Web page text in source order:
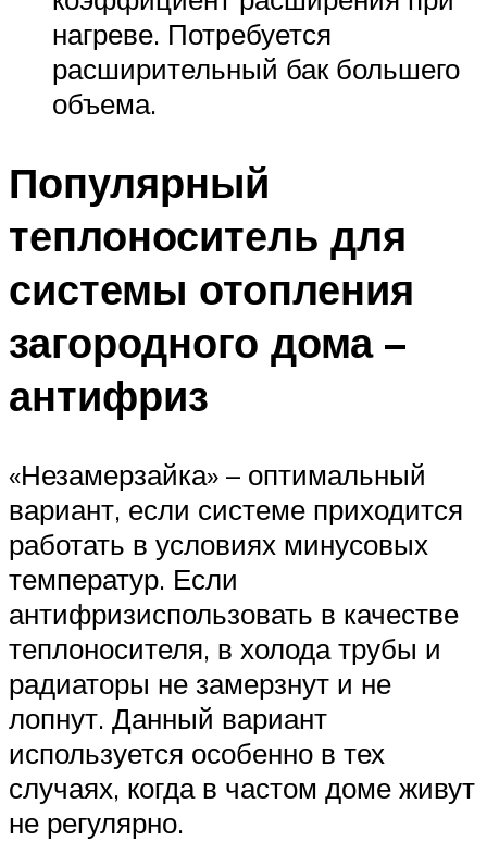
нагреве. Потребуется
расширительный бак большего
объема.
Популярный
теплоноситель для
системы отопления
загородного дома –
антифриз
«Незамерзайка» – оптимальный
вариант, если системе приходится
работать в условиях минусовых
температур. Если
антифризиспользовать в качестве
теплоносителя, в холода трубы и
радиаторы не замерзнут и не
лопнут. Данный вариант
используется особенно в тех
случаях, когда в частом доме живут
не регулярно.